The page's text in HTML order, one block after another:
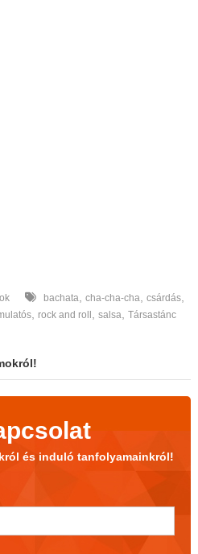
bachata cha-cha-cha csárdás,
, rock and roll salsa Társastánc
és induló tanfolyamainkról!